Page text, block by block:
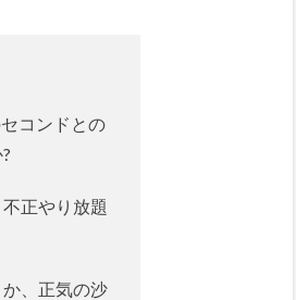
コンドとの
正やり放題
、正気の沙